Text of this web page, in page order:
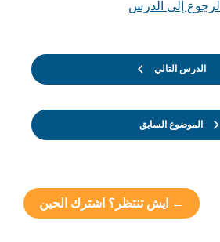
الموضوع السابق
الرجوع إلى الدرس
الدرس التالي
← ايش تنتظر؟ اشترك الحين